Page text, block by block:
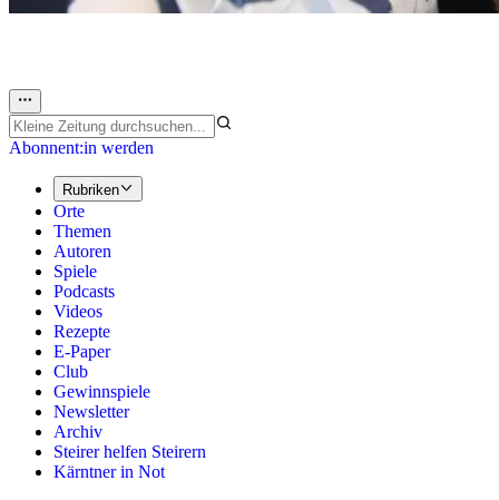
Abonnent:in werden
Rubriken
Orte
Themen
Autoren
Spiele
Podcasts
Videos
Rezepte
E-Paper
Club
Gewinnspiele
Newsletter
Archiv
Steirer helfen Steirern
Kärntner in Not